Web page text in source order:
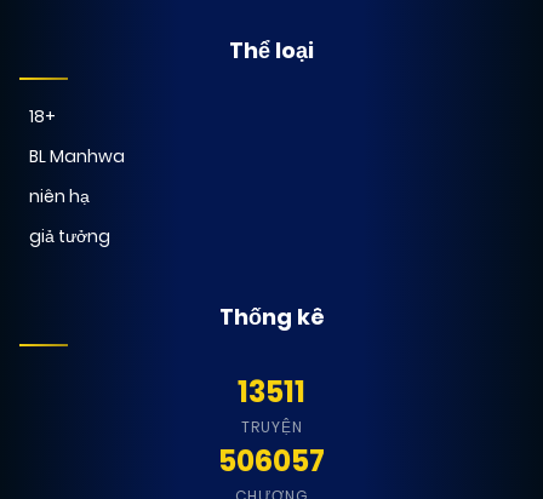
Thể loại
18+
BL Manhwa
niên hạ
giả tưởng
Thống kê
13511
TRUYỆN
506057